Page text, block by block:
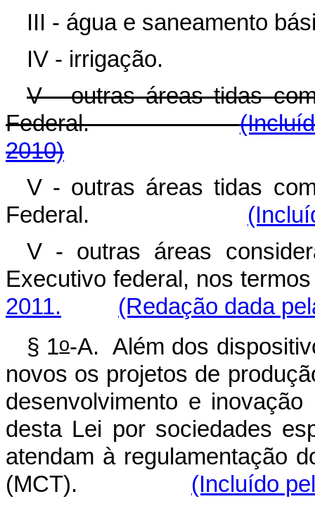
III - água e saneamento
IV - irrigação.
V - outras áreas tidas
Federal.
2010)
V - outras áreas tidas
Federal.
V - outras áreas
Executivo federal, nos
2011.
(Redação dada
§ 1o-A. Além dos
novos os projetos de
desenvolvimento e
desta Lei por sociedades
atendam à regulamentação
(MCT). (Incluído